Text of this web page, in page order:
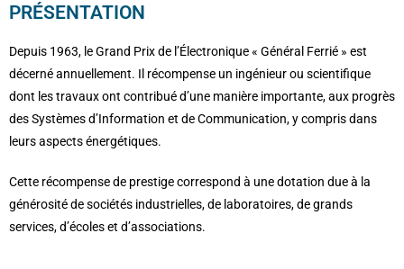
PRÉSENTATION
Depuis 1963, le Grand Prix de l’Électronique « Général Ferrié » est
décerné annuellement. Il récompense un ingénieur ou scientifique
dont les travaux ont contribué d’une manière importante, aux progrès
des Systèmes d’Information et de Communication, y compris dans
leurs aspects énergétiques.
Cette récompense de prestige correspond à une dotation due à la
générosité de sociétés industrielles, de laboratoires, de grands
services, d’écoles et d’associations.